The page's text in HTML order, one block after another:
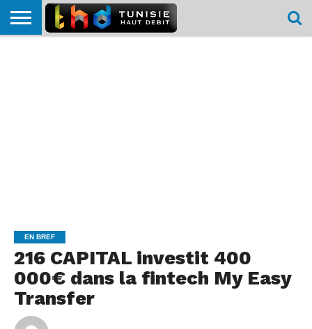
EN BREF
216 CAPITAL investit 400
000€ dans la fintech My Easy
Transfer